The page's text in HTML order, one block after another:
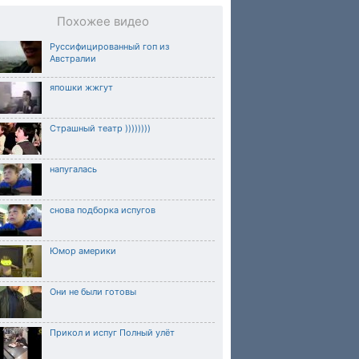
Похожее видео
Руссифицированный гоп из
Австралии
япошки жжгут
Страшный театр ))))))))
напугалась
снова подборка испугов
Юмор америки
Они не были готовы
Прикол и испуг Полный улёт